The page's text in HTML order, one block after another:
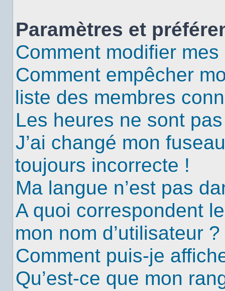
Paramètres et
Comment modifier
Comment empêcher
liste des membres
Les heures ne sont
J’ai changé mon
toujours incorrecte !
Ma langue n’est pas
A quoi correspondent
mon nom d’utilisateur ?
Comment puis-je
Qu’est-ce que mon